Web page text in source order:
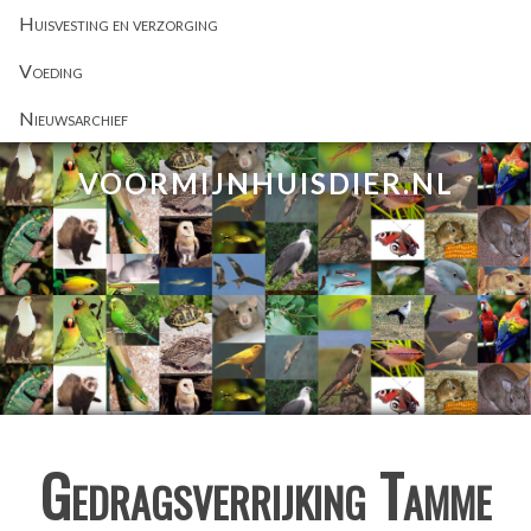
Huisvesting en verzorging
Voeding
Nieuwsarchief
VOORMIJNHUISDIER.NL
Gedragsverrijking Tamme